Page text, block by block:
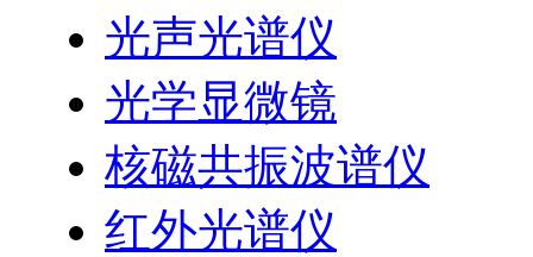
光声光谱仪
光学显微镜
核磁共振波谱仪
红外光谱仪